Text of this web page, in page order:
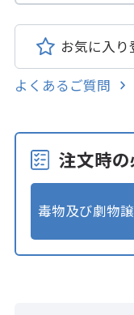
お気に入り
よくあるご質問
注文時
毒物及び劇物